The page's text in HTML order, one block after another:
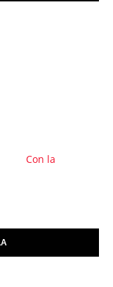
Con la